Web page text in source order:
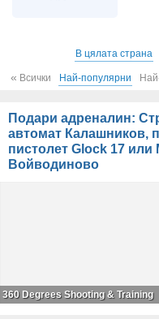
В цялата страна
« Всички Най-популярни
Подари адреналин:
автомат Калашников,
пистолет Glock 17 или
Войводиново
360 Degrees Shooting & Training